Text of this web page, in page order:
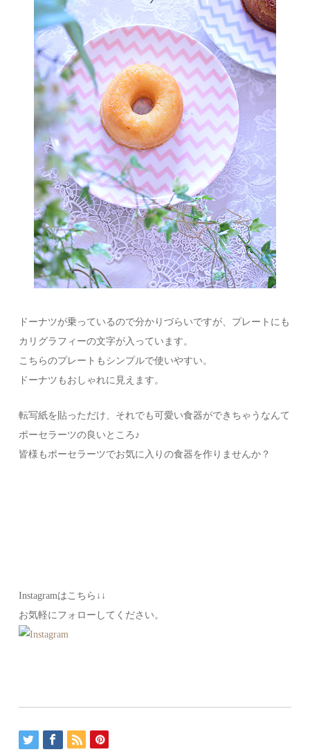
ドーナツが乗っているので分かりづらいですが、プレートにも
カリグラフィーの文字が入っています。
こちらのプレートもシンプルで使いやすい。
ドーナツもおしゃれに見えます。
転写紙を貼っただけ、それでも可愛い食器ができちゃうなんて
ポーセラーツの良いところ♪
皆様もポーセラーツでお気に入りの食器を作りませんか？
Instagramはこちら↓↓
お気軽にフォローしてください。